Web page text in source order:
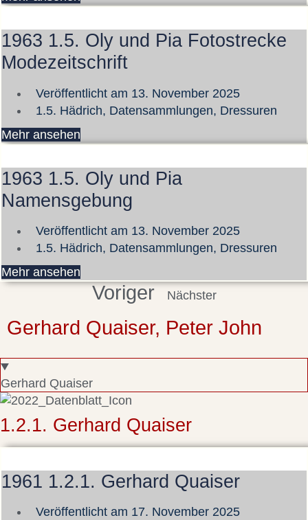
1963 1.5. Oly und Pia Fotostrecke
Modezeitschrift
Veröffentlicht am 13. November 2025
1.5. Hädrich, Datensammlungen, Dressuren
Mehr ansehen
1963 1.5. Oly und Pia
Namensgebung
Veröffentlicht am 13. November 2025
1.5. Hädrich, Datensammlungen, Dressuren
Mehr ansehen
Voriger Nächster
Gerhard Quaiser, Peter John
Gerhard Quaiser
1.2.1. Gerhard Quaiser
1961 1.2.1. Gerhard Quaiser
Veröffentlicht am 17. November 2025